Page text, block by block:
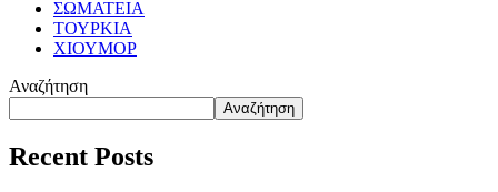
ΣΩΜΑΤΕΙΑ
ΤΟΥΡΚΙΑ
ΧΙΟΥΜΟΡ
Αναζήτηση
Αναζήτηση
Recent Posts